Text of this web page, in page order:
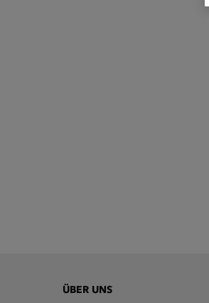
ÜBER UNS